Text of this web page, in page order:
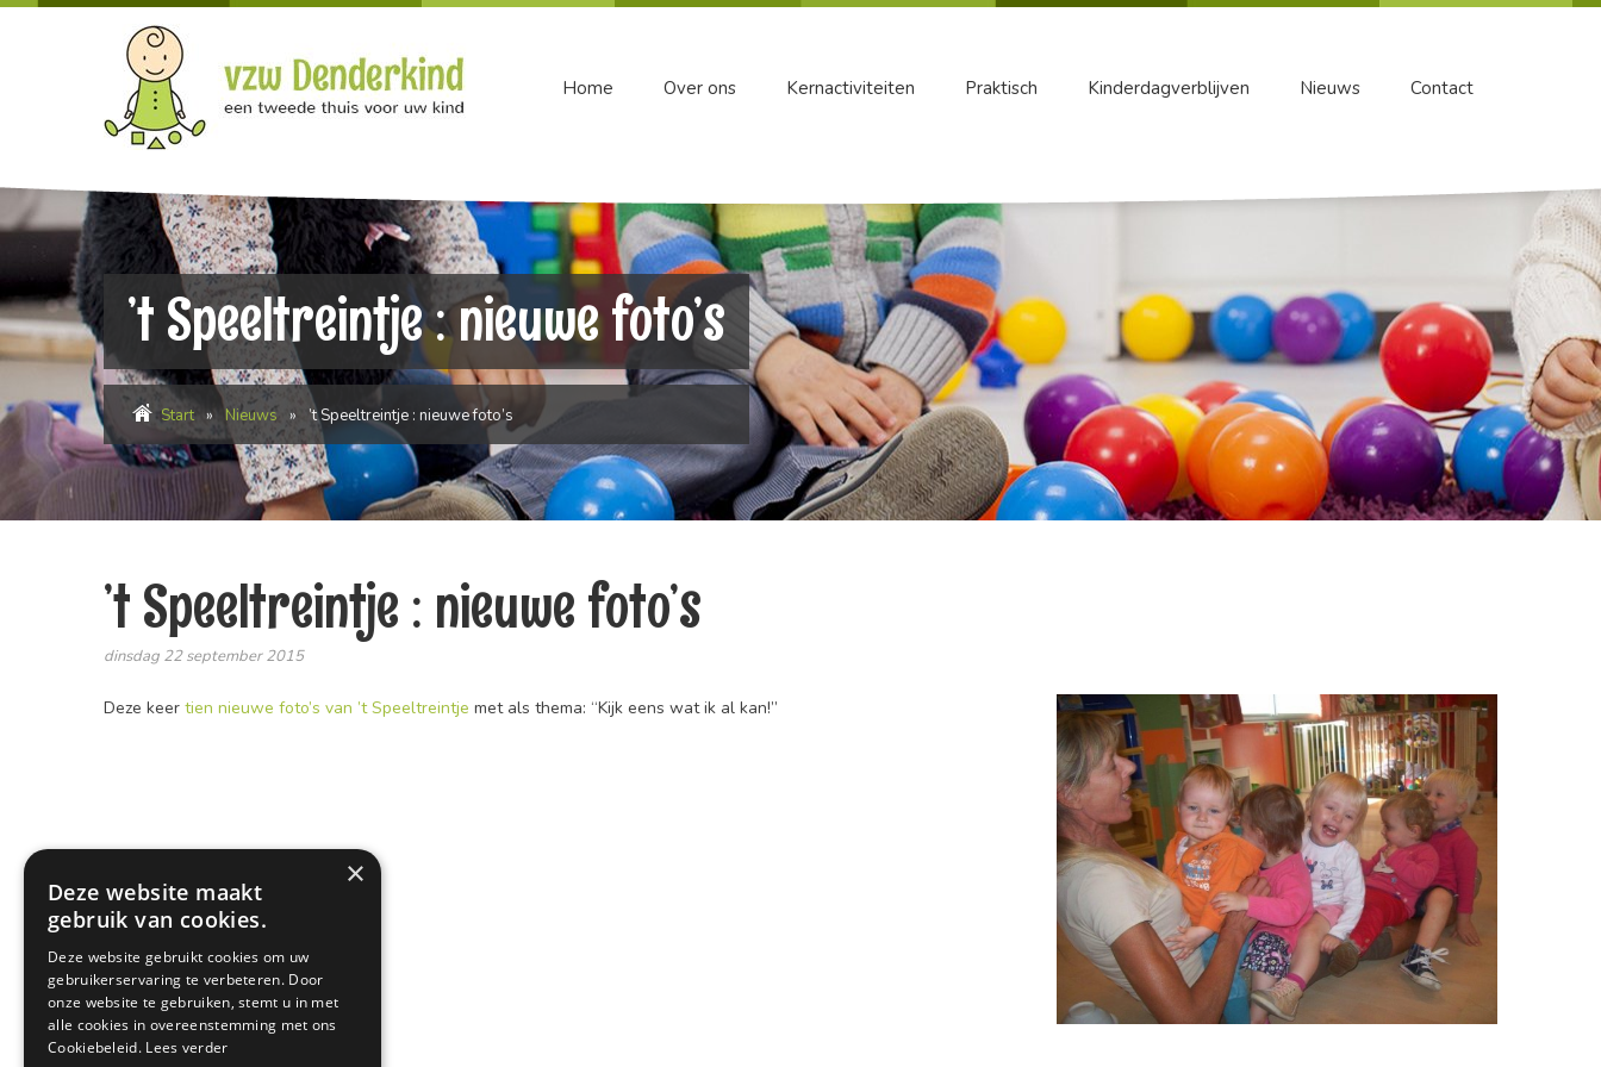
Home Over ons Kernactiviteiten Praktisch Kinderdagverblijven Nieuws Contact
’t Speeltreintje : nieuwe foto’s
Start » Nieuws » ’t Speeltreintje : nieuwe foto’s
’t Speeltreintje : nieuwe foto’s
dinsdag 22 september 2015
Deze keer tien nieuwe foto’s van ’t Speeltreintje met als thema: “Kijk eens wat ik al kan!”
×
Deze website maakt
gebruik van cookies.
Deze website gebruikt cookies om uw
gebruikerservaring te verbeteren. Door
onze website te gebruiken, stemt u in met
alle cookies in overeenstemming met ons
Cookiebeleid. Lees verder